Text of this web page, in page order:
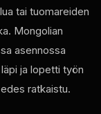
tai tuomareiden
Mongolian
asennossa
ja lopetti työn
ratkaistu.